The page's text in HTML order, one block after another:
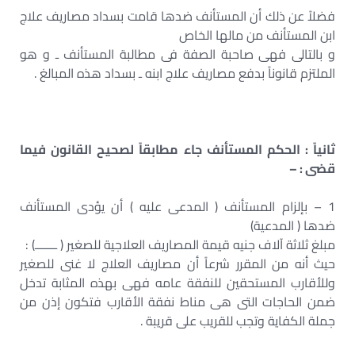
فضلاً عن ذلك أن المستأنف ضدها قامت بسداد مصاريف علاج
ابن المستأنف من مالها الخاص
و بالتالى فهى صاحبة الصفة فى مطالبة المستأنف ـ و هو
الملتزم قانوناً بدفع مصاريف علاج ابنه ـ بسداد هذه المبالغ .
ثانياً : الحكم المستأنف جاء مطابقاً لصحيح القانون فيما
قضى : –
1 – بإلزام المستأنف ( المدعى عليه ) أن يؤدى المستأنف
ضدها ( المدعية)
مبلغ ثلاثة آلاف جنيه قيمة المصاريف العلاجية للصغير ( ـــــــ) :
حيث أنه من المقرر شرعاً أن مصاريف العلاج لا غنى للصغير
وللأقارب المستحقين للنفقة عامه فهى بهذه المثابة تدخل
ضمن الحاجات التى هى مناط نفقة الأقارب فتكون إذن من
جملة الكفاية وتجب للقريب على قريبة .